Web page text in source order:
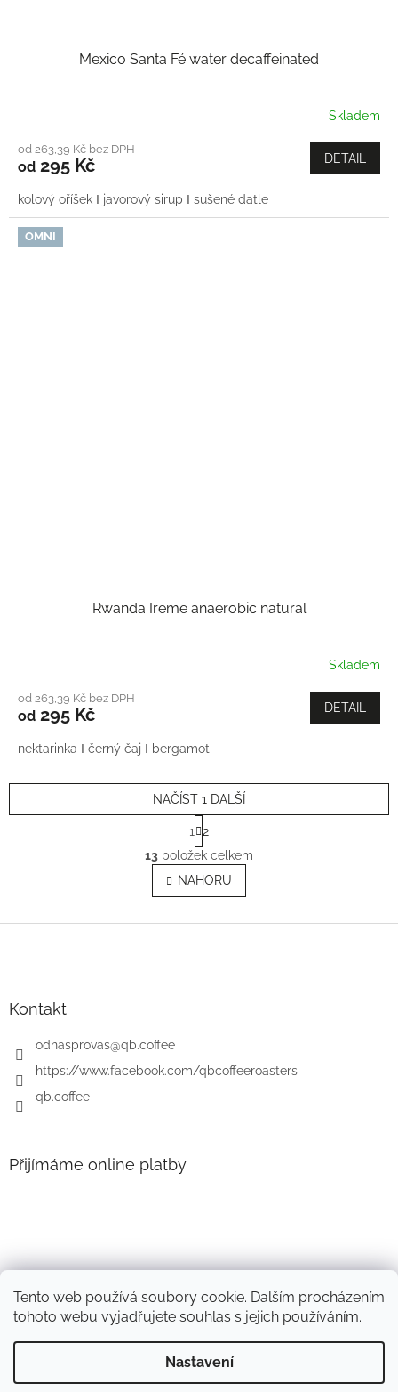
Tento web používá soubory cookie. Dalším procházením
tohoto webu vyjadřujete souhlas s jejich používáním.
Nastavení
Mexico Santa Fé water decaffeinated
Skladem
od 263,39 Kč bez DPH
od 295 Kč DETAIL
kolový oříšek Ι javorový sirup Ι sušené datle
OMNI
Rwanda Ireme anaerobic natural
Skladem
od 263,39 Kč bez DPH
od 295 Kč DETAIL
nektarinka Ι černý čaj Ι bergamot
O
v
l
á
v
ý
NAČÍST 1 DALŠÍ
t
r
á
n
k
v
1
2
13 položek celkem
NAHORU
Kontakt
odnasprovas@qb.coffee
https://www.facebook.com/qbcoffeeroasters
qb.coffee
Přijímáme online platby
Vytvořil Shoptet